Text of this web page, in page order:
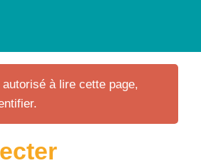
à lire cette page,